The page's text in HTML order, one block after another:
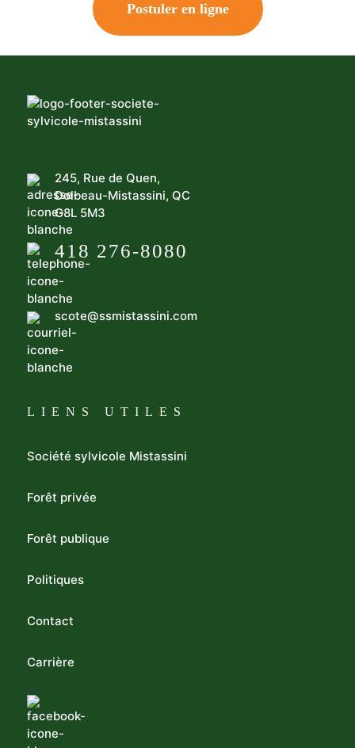
Postuler en ligne
245, Rue de Quen,
Dolbeau-Mistassini, QC
G8L 5M3
418 276-8080
scote@ssmistassini.com
LIENS UTILES
Société sylvicole Mistassini
Forêt privée
Forêt publique
Politiques
Contact
Carrière